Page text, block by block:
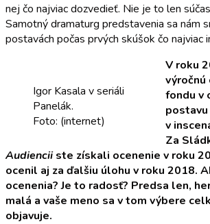
nej čo najviac dozvedieť. Nie je to len
Samotný dramaturg predstavenia sa nám
postavách počas prvých skúšok čo najviac
Igor Kasala v seriáli
Panelák.
Foto: (internet)
V roku
výročnú
fondu v
v
Za
Audienciiste získali ocenenie v roku
ocenil aj za ďalšiu úlohu v roku 2018.
ocenenia? Je to radosť? Predsa len,
malá a vaše meno sa v tom výbere
objavuje.